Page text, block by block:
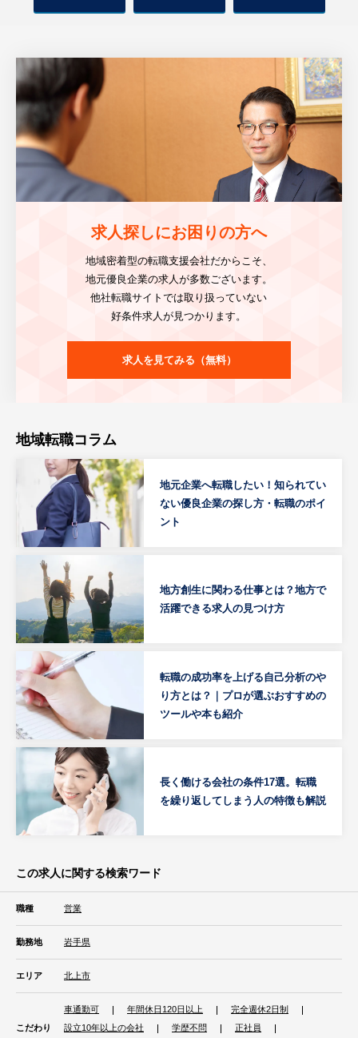
求人探しにお困りの方へ
地域密着型の転職支援会社だからこそ、
地元優良企業の求人が多数ございます。
他社転職サイトでは取り扱っていない
好条件求人が見つかります。
求人を見てみる（無料）
地域転職コラム
地元企業へ転職したい！知られてい
ない優良企業の探し方・転職のポイ
ント
地方創生に関わる仕事とは？地方で
活躍できる求人の見つけ方
転職の成功率を上げる自己分析のや
り方とは？｜プロが選ぶおすすめの
ツールや本も紹介
長く働ける会社の条件17選。転職
を繰り返してしまう人の特徴も解説
この求人に関する検索ワード
職種 営業
勤務地 岩手県
エリア 北上市
こだわり
車通勤可 年間休日120日以上
完全週休2日制
設立10年以上の会社
学歴不問
正社員